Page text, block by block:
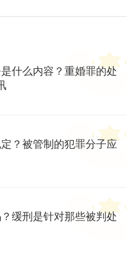
什么内容？重婚罪的处
？被管制的犯罪分子应
缓刑是针对那些被判处